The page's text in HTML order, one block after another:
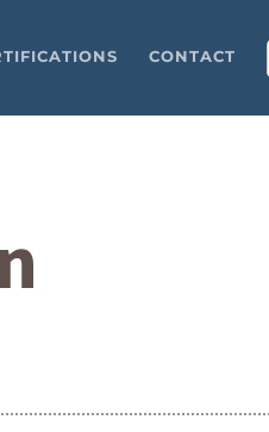
CONTACT